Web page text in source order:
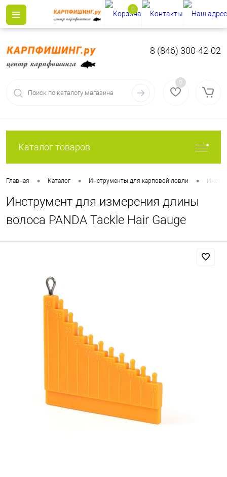
8 (846) 300-42-02
0
Каталог товаров
Главная • Каталог • Инструменты для карповой ловли •
Инструмент для измерения длины
волоса PANDA Tackle Hair Gauge
0